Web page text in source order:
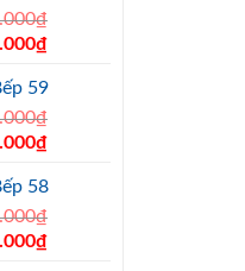
18.000.000₫.
₫
₫Current
is:
18.000.000₫.
59
₫
₫Current
is:
16.000.000₫.
58
₫
₫Current